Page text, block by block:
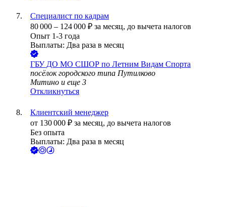
Специалист по кадрам
80 000 – 124 000 ₽ за месяц, до вычета налогов
Опыт 1-3 года
Выплаты: Два раза в месяц
ГБУ ДО МО СШОР по Летним Видам Спорта
посёлок городского типа Путилково
Митино и еще 3
Откликнуться
Клиентский менеджер
от 130 000 ₽ за месяц, до вычета налогов
Без опыта
Выплаты: Два раза в месяц